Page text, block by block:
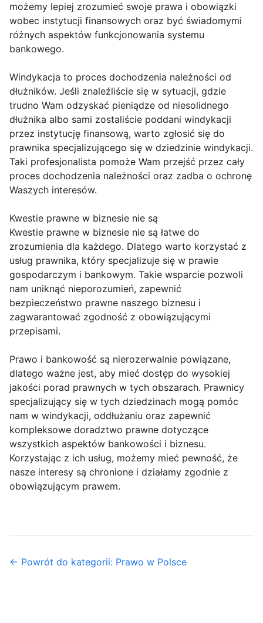
możemy lepiej zrozumieć swoje prawa i obowiązki
wobec instytucji finansowych oraz być świadomymi
różnych aspektów funkcjonowania systemu
bankowego.
Windykacja to proces dochodzenia należności od
dłużników. Jeśli znaleźliście się w sytuacji, gdzie
trudno Wam odzyskać pieniądze od niesolidnego
dłużnika albo sami zostaliście poddani windykacji
przez instytucję finansową, warto zgłosić się do
prawnika specjalizującego się w dziedzinie windykacji.
Taki profesjonalista pomoże Wam przejść przez cały
proces dochodzenia należności oraz zadba o ochronę
Waszych interesów.
Kwestie prawne w biznesie nie są
Kwestie prawne w biznesie nie są łatwe do
zrozumienia dla każdego. Dlatego warto korzystać z
usług prawnika, który specjalizuje się w prawie
gospodarczym i bankowym. Takie wsparcie pozwoli
nam uniknąć nieporozumień, zapewnić
bezpieczeństwo prawne naszego biznesu i
zagwarantować zgodność z obowiązującymi
przepisami.
Prawo i bankowość są nierozerwalnie powiązane,
dlatego ważne jest, aby mieć dostęp do wysokiej
jakości porad prawnych w tych obszarach. Prawnicy
specjalizujący się w tych dziedzinach mogą pomóc
nam w windykacji, oddłużaniu oraz zapewnić
kompleksowe doradztwo prawne dotyczące
wszystkich aspektów bankowości i biznesu.
Korzystając z ich usług, możemy mieć pewność, że
nasze interesy są chronione i działamy zgodnie z
obowiązującym prawem.
← Powrót do kategorii: Prawo w Polsce